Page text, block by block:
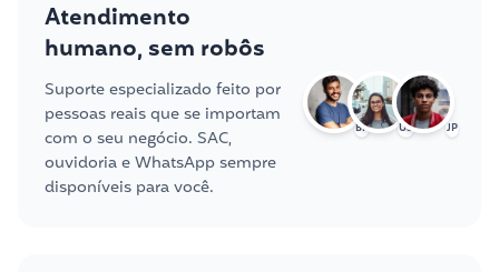
Atendimento
humano, sem robôs
Suporte especializado feito por
pessoas reais que se importam
com o seu negócio. SAC,
ouvidoria e WhatsApp sempre
disponíveis para você.
BR US JP